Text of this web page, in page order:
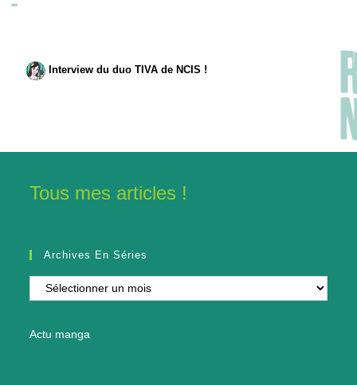
Interview du duo TIVA de NCIS !
Tous mes articles !
Archives En Séries
Archives
en
Actu manga